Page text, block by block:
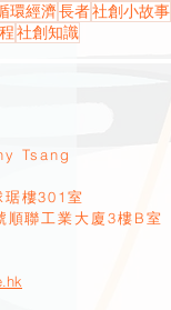
環經濟長者社創小故事
社創知識
Tsang
樓301室
順聯工業大廈3樓B室